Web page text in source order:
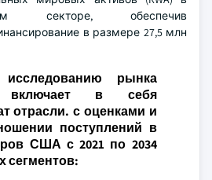
секторе, обеспечив
в размере 27,5 млн
рынка
включает в себя
отрасли. с оценками и
поступлений в
США с 2021 по 2034
сегментов: